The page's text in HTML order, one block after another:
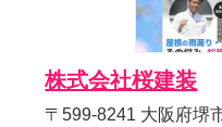
株式会社桜建装
〒599-8241 大阪府堺